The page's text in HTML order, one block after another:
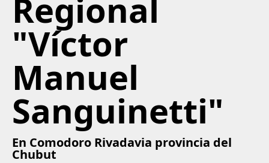
Regional
"Víctor
Manuel
Sanguinetti"
En Comodoro Rivadavia provincia del
Chubut